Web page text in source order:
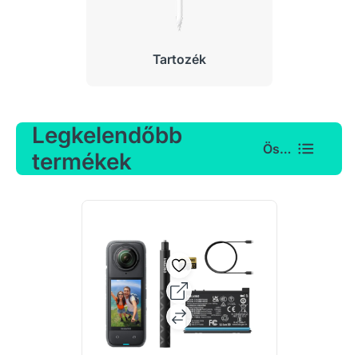
Tartozék
Legkelendőbb
termékek
Összes